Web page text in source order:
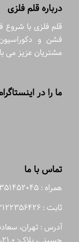
درباره قلم فلزی
فشن و
مشتریان عزیز می
ما را در
تماس با ما
همراه : 09351452045
ثابت : 02122356426
آدرس : تهران،